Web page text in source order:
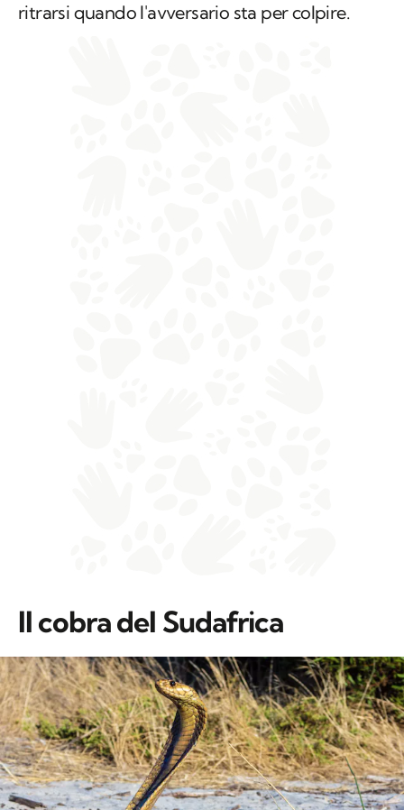
ritrarsi quando l'avversario sta per colpire.
Il cobra del Sudafrica